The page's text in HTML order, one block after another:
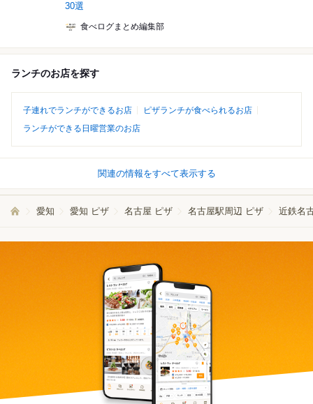
30選
食べログまとめ編集部
ランチのお店を探す
子連れでランチができるお店
ピザランチが食べられるお店
ランチができる日曜営業のお店
関連の情報をすべて表示する
愛知 愛知 ピザ 名古屋 ピザ 名古屋駅周辺 ピザ 近鉄名